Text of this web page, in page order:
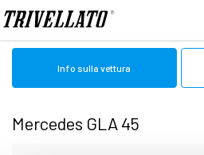
Home Mercedes
Info sulla vettura
Mercedes GLA 45